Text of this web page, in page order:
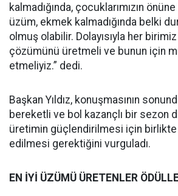
kalmadığında, çocuklarımızın
üzüm, ekmek kalmadığında belki
olmuş olabilir. Dolayısıyla her
çözümünü üretmeli ve bunun için
etmeliyiz.” dedi.
Başkan Yıldız, konuşmasının
bereketli ve bol kazançlı bir sezon
üretimin güçlendirilmesi için
edilmesi gerektiğini vurguladı.
EN İYİ ÜZÜMÜ ÜRETENLER